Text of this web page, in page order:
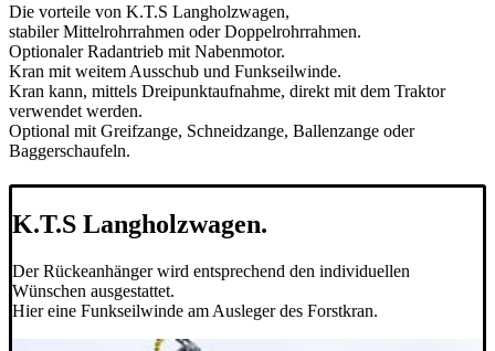
Die vorteile von K.T.S Langholzwagen,
stabiler Mittelrohrrahmen oder Doppelrohrrahmen.
Optionaler Radantrieb mit Nabenmotor.
Kran mit weitem Ausschub und Funkseilwinde.
Kran kann, mittels Dreipunktaufnahme, direkt mit dem Traktor
verwendet werden.
Optional mit Greifzange, Schneidzange, Ballenzange oder
Baggerschaufeln.
K.T.S Langholzwagen.
Der Rückeanhänger wird entsprechend den individuellen
Wünschen ausgestattet.
Hier eine Funkseilwinde am Ausleger des Forstkran.